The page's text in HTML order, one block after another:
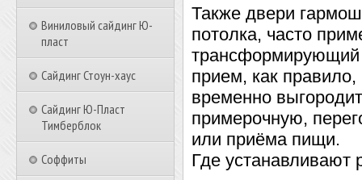
Виниловый сайдинг Ю-
пласт
Сайдинг Стоун-хаус
Сайдинг Ю-Пласт
Тимберблок
Соффиты
Также двери
потолка, часто
трансформирующий
прием, как правило,
временно
примерочную,
или приёма пищи.
Где